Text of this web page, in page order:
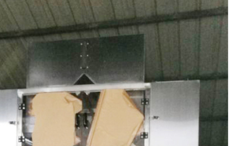
新闻中心
合作客户
展会信息
客户留言